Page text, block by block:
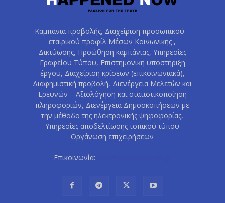
Καμπάνια προβολής, Διαχείριση προσωπικού –
εταιρικού προφίλ Μέσων Κοινωνικής ,
Δικτύωσης, Προώθηση καμπάνιας, Υπηρεσίες
Γραφείου Τύπου, Επιστημονική υποστήριξη
έργου, Διαχείριση κρίσεων (επικοινωνιακά),
Διαφημιστική προβολή, Διενέργεια Μελετών και
Ερευνών – Αξιολόγηση και στατιστικοποίηση
πληροφοριών, Διενέργεια Δημοσκοπήσεων με
την μέθοδο της ηλεκτρονικής ψηφοφορίας,
Υπηρεσίες αποδελτίωσης τοπικού τύπου
Οργάνωση επιχειρήσεων
Επικοινωνία: